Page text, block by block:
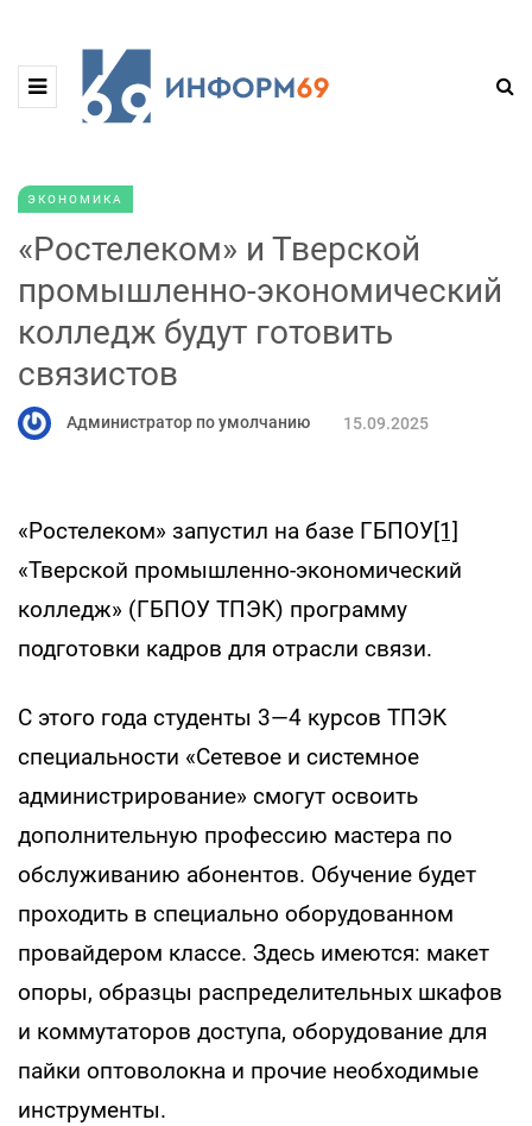
ЭКОНОМИКА
«Ростелеком» и Тверской
промышленно-экономический
колледж будут готовить
связистов
Администратор по умолчанию 15.09.2025
«Ростелеком» запустил на базе ГБПОУ[1]
«Тверской промышленно-экономический
колледж» (ГБПОУ ТПЭК) программу
подготовки кадров для отрасли связи.
С этого года студенты 3—4 курсов ТПЭК
специальности «Сетевое и системное
администрирование» смогут освоить
дополнительную профессию мастера по
обслуживанию абонентов. Обучение будет
проходить в специально оборудованном
провайдером классе. Здесь имеются: макет
опоры, образцы распределительных шкафов
и коммутаторов доступа, оборудование для
пайки оптоволокна и прочие необходимые
инструменты.